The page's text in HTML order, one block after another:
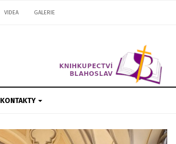
VIDEA GALERIE
KONTAKTY
Next